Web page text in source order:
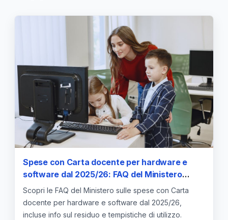
Spese con Carta docente per hardware e
software dal 2025/26: FAQ del Ministero
anche sul residuo — approfondimento e guida
Scopri le FAQ del Ministero sulle spese con Carta
docente per hardware e software dal 2025/26,
incluse info sul residuo e tempistiche di utilizzo.